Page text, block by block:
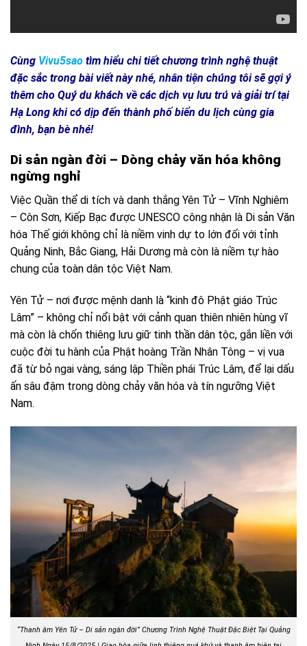
Cùng Vivu5sao tìm hiểu chi tiết chương trình nghệ thuật
đặc sắc trong bài viết này nhé, nhân tiện chúng tôi sẽ gợi ý
thêm cho Quý du khách về các dịch vụ lưu trú và giải trí tại
Hạ Long khi có dịp đến thành phố biển du lịch cùng gia
đình, bạn bè nhé!
Di sản ngàn đời – Dòng chảy văn hóa không
ngừng nghỉ
Việc Quần thể di tích và danh thắng Yên Tử – Vĩnh Nghiêm
– Côn Sơn, Kiếp Bạc được UNESCO công nhận là Di sản Văn
hóa Thế giới không chỉ là niềm vinh dự to lớn đối với tỉnh
Quảng Ninh, Bắc Giang, Hải Dương mà còn là niềm tự hào
chung của toàn dân tộc Việt Nam.
Yên Tử – nơi được mệnh danh là “kinh đô Phật giáo Trúc
Lâm” – không chỉ nổi bật với cảnh quan thiên nhiên hùng vĩ
mà còn là chốn thiêng lưu giữ tinh thần dân tộc, gắn liền với
cuộc đời tu hành của Phật hoàng Trần Nhân Tông – vị vua
đã từ bỏ ngai vàng, sáng lập Thiền phái Trúc Lâm, để lại dấu
ấn sâu đậm trong dòng chảy văn hóa và tín ngưỡng Việt
Nam.
“Thanh âm Yên Tử – Di sản ngàn đời” Chương Trình Nghệ Thuật Đặc Biệt Tại Quảng